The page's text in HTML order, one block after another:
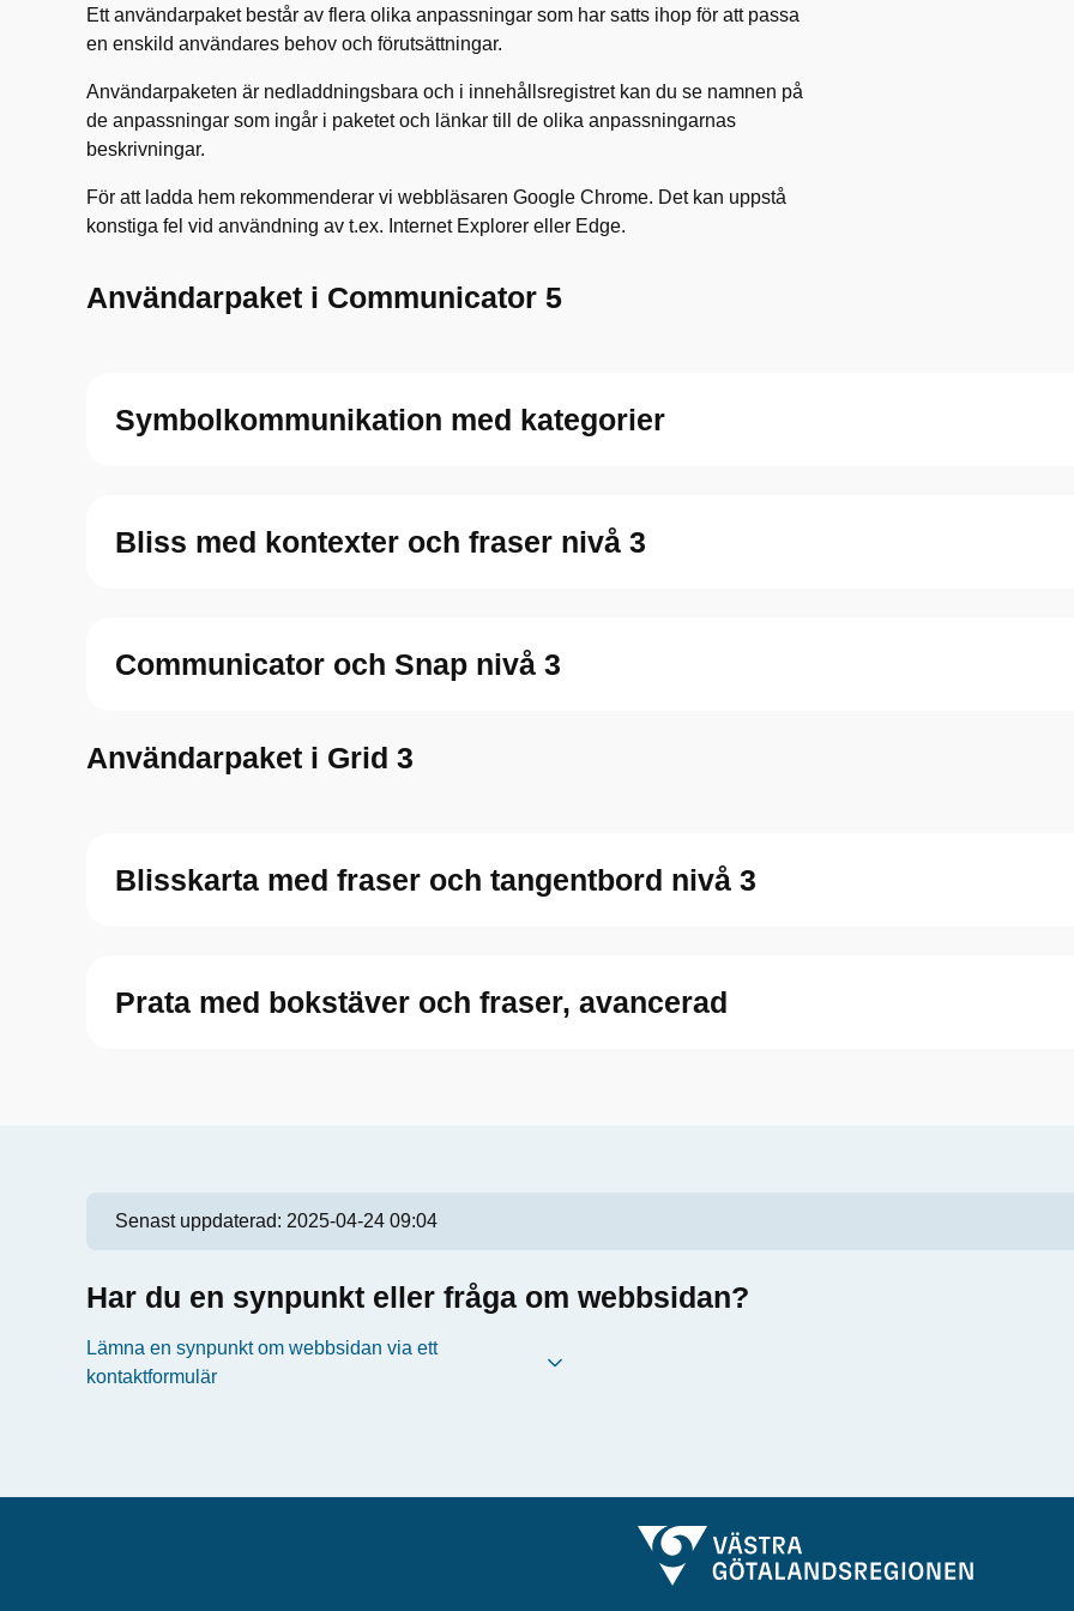
Ett användarpaket består av flera olika anpassningar som har satts ihop för att passa
en enskild användares behov och förutsättningar.
Användarpaketen är nedladdningsbara och i innehållsregistret kan du se namnen på
de anpassningar som ingår i paketet och länkar till de olika anpassningarnas
beskrivningar.
För att ladda hem rekommenderar vi webbläsaren Google Chrome. Det kan uppstå
konstiga fel vid användning av t.ex. Internet Explorer eller Edge.
Användarpaket i Communicator 5
Symbolkommunikation med kategorier
Bliss med kontexter och fraser nivå 3
Communicator och Snap nivå 3
Användarpaket i Grid 3
Blisskarta med fraser och tangentbord nivå 3
Prata med bokstäver och fraser, avancerad
Senast uppdaterad: 2025-04-24 09:04
Har du en synpunkt eller fråga om webbsidan?
Lämna en synpunkt om webbsidan via ett
kontaktformulär